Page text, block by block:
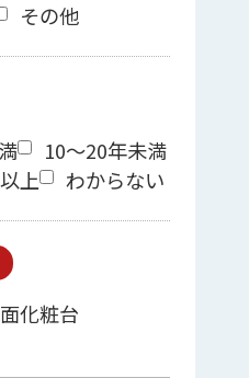
その他
10～20年未満
上 わからない
化粧台